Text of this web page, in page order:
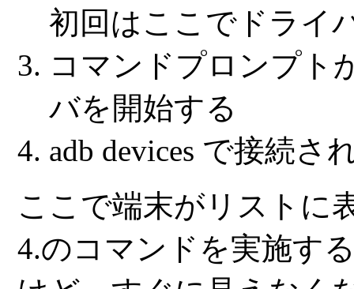
初回はここでドライ
コマンドプロンプト
バを開始する
adb devices で接続さ
ここで端末がリストに
4.のコマンドを実施す